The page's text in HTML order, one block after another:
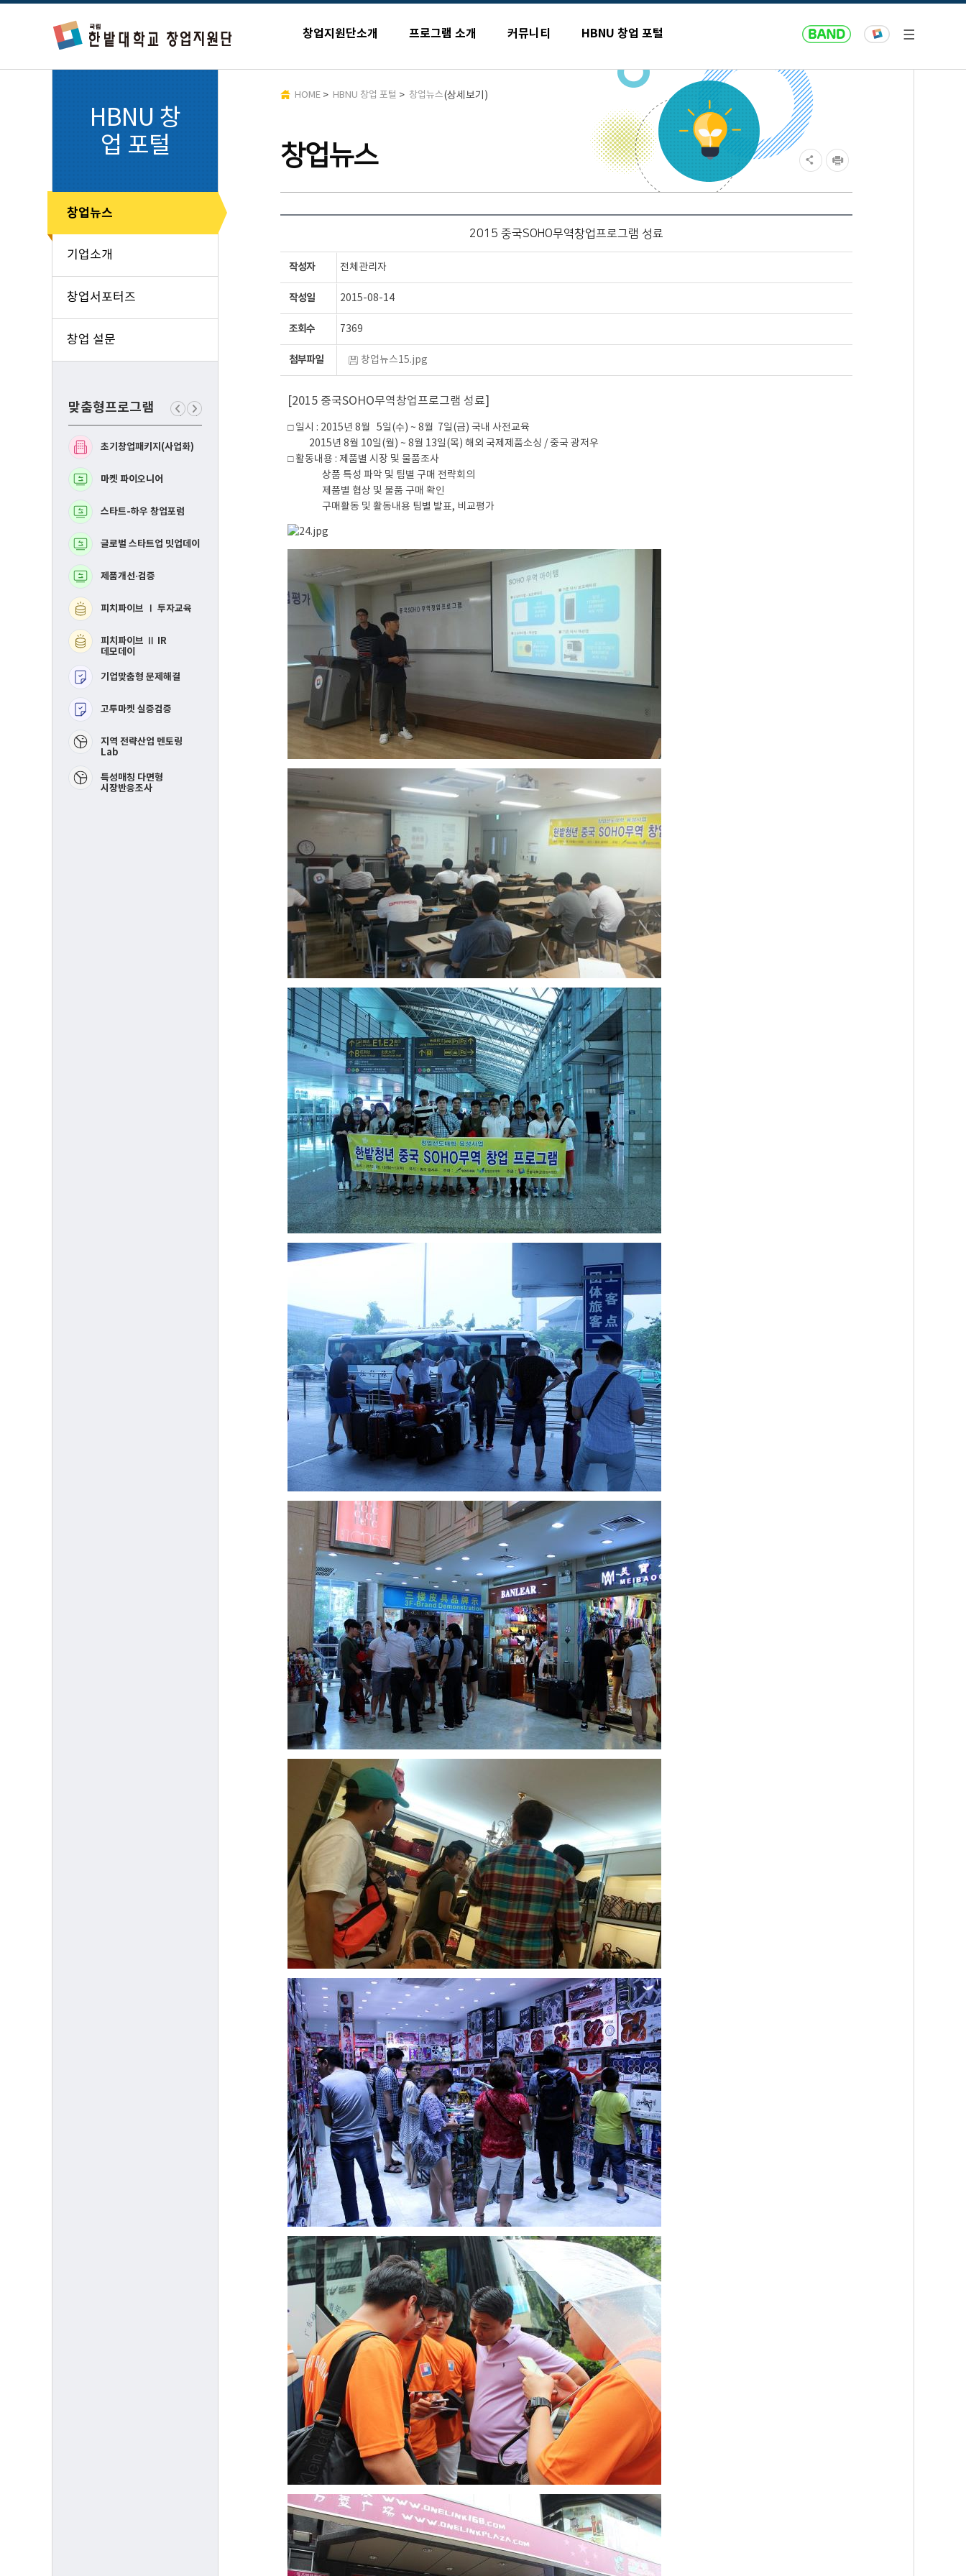
창업지원단소개 프로그램 소개 커뮤니티 HBNU 창업 포털
HBNU 창
업 포털
창업뉴스
기업소개
창업서포터즈
창업 설문
맞춤형프로그램
맞
춤
맞
춤
초기창업패키지(사업화)
마켓 파이오니어
스타트-하우 창업포럼
글로벌 스타트업 밋업데이
제품개선·검증
피치파이브 Ⅰ 투자교육
피치파이브 Ⅱ IR
데모데이
기업맞춤형 문제해결
고투마켓 실증검증
​지역 전략산업 멘토링
Lab
특성매칭 다면형
시장반응조사
예비창업패키지(사업화)
지역연합 창업활성화 Ⅱ-
제품개선 및 시장검증​
스타트-하우 창업포럼​
창업뉴스
HOME> HBNU 창업 포털 > 창업뉴스(상세보기)
2015 중국SOHO무역창업프로그램 성료
작성자 전체관리자
작성일 2015-08-14
조회수 7369
첨부파일 창업뉴스15.jpg
[2015 중국SOHO무역창업프로그램 성료]
□ 일시 : 2015년 8월 5일(수) ~ 8월 7일(금) 국내 사전교육
2015년 8월 10일(월) ~ 8월 13일(목) 해외 국제제품소싱 / 중국 광저우
□ 활동내용 : 제품별 시장 및 물품조사
상품 특성 파악 및 팀별 구매 전략회의
제품별 협상 및 물품 구매 확인
구매활동 및 활동내용 팀별 발표, 비교평가